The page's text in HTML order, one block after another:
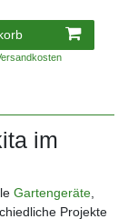
im
Gartengeräte,
Projekte